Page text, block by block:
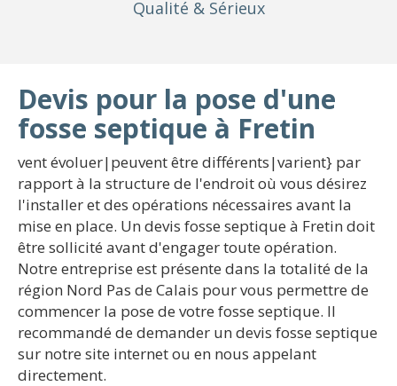
Qualité & Sérieux
Devis pour la pose d'une
fosse septique à Fretin
vent évoluer|peuvent être différents|varient} par
rapport à la structure de l'endroit où vous désirez
l'installer et des opérations nécessaires avant la
mise en place. Un devis fosse septique à Fretin doit
être sollicité avant d'engager toute opération.
Notre entreprise est présente dans la totalité de la
région Nord Pas de Calais pour vous permettre de
commencer la pose de votre fosse septique. Il
recommandé de demander un devis fosse septique
sur notre site internet ou en nous appelant
directement.